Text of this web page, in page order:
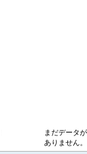
まだデータが
ありません。